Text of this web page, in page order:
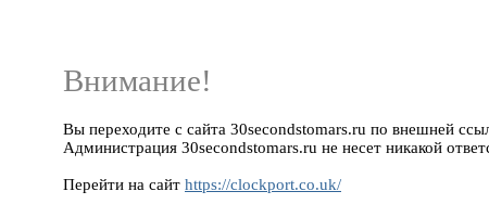
Внимание!
Вы переходите с сайта 30secondstomars.ru по внешней
Администрация 30secondstomars.ru не несет никакой
Перейти на сайт https://clockport.co.uk/